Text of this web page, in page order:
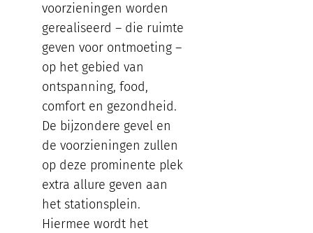
voorzieningen worden
gerealiseerd – die ruimte
geven voor ontmoeting –
op het gebied van
ontspanning, food,
comfort en gezondheid.
De bijzondere gevel en
de voorzieningen zullen
op deze prominente plek
extra allure geven aan
het stationsplein.
Hiermee wordt het